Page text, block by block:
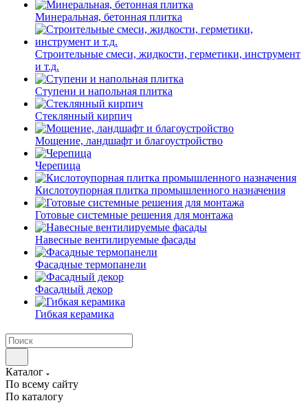
Минеральная, бетонная плитка
Строительные смеси, жидкости, герметики, инструмент
и т.д.
Ступени и напольная плитка
Cтеклянный кирпич
Мощение, ландшафт и благоустройство
Черепица
Кислотоупорная плитка промышленного назначения
Готовые системные решения для монтажа
Навесные вентилируемые фасады
Фасадные термопанели
Фасадный декор
Гибкая керамика
Каталог
По всему сайту
По каталогу